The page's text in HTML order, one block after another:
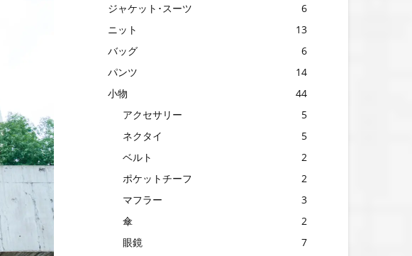
ジャケット･スーツ
6
ニット
13
バッグ
6
パンツ
14
小物
44
アクセサリー
5
ネクタイ
5
ベルト
2
ポケットチーフ
2
マフラー
3
傘
2
眼鏡
7